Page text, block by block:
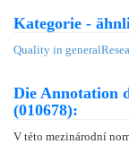
Kategorie -
Quality in general
Die Annotation
(010678):
V této mezinárodní